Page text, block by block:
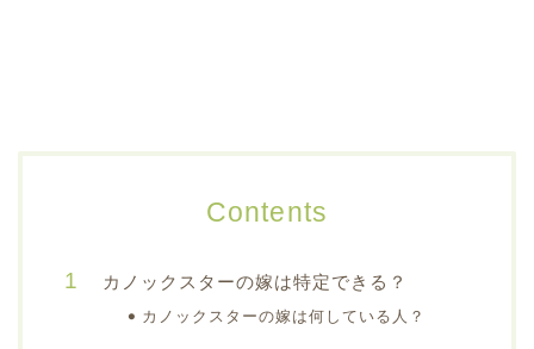
Contents
カノックスターの嫁は特定できる？
カノックスターの嫁は何している人？